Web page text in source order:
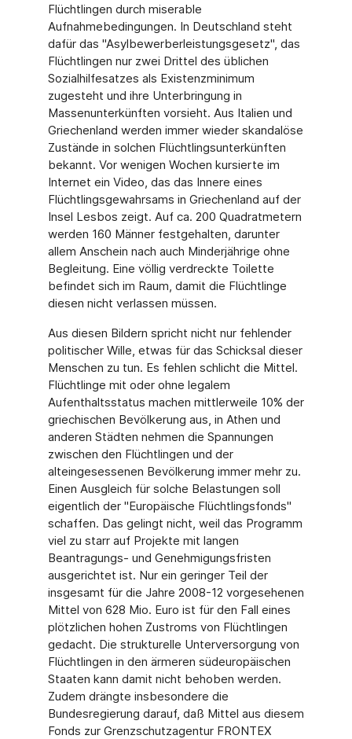
Flüchtlingen durch miserable
Aufnahmebedingungen. In Deutschland steht
dafür das "Asylbewerberleistungsgesetz", das
Flüchtlingen nur zwei Drittel des üblichen
Sozialhilfesatzes als Existenzminimum
zugesteht und ihre Unterbringung in
Massenunterkünften vorsieht. Aus Italien und
Griechenland werden immer wieder skandalöse
Zustände in solchen Flüchtlingsunterkünften
bekannt. Vor wenigen Wochen kursierte im
Internet ein Video, das das Innere eines
Flüchtlingsgewahrsams in Griechenland auf der
Insel Lesbos zeigt. Auf ca. 200 Quadratmetern
werden 160 Männer festgehalten, darunter
allem Anschein nach auch Minderjährige ohne
Begleitung. Eine völlig verdreckte Toilette
befindet sich im Raum, damit die Flüchtlinge
diesen nicht verlassen müssen.
Aus diesen Bildern spricht nicht nur fehlender
politischer Wille, etwas für das Schicksal dieser
Menschen zu tun. Es fehlen schlicht die Mittel.
Flüchtlinge mit oder ohne legalem
Aufenthaltsstatus machen mittlerweile 10% der
griechischen Bevölkerung aus, in Athen und
anderen Städten nehmen die Spannungen
zwischen den Flüchtlingen und der
alteingesessenen Bevölkerung immer mehr zu.
Einen Ausgleich für solche Belastungen soll
eigentlich der "Europäische Flüchtlingsfonds"
schaffen. Das gelingt nicht, weil das Programm
viel zu starr auf Projekte mit langen
Beantragungs- und Genehmigungsfristen
ausgerichtet ist. Nur ein geringer Teil der
insgesamt für die Jahre 2008-12 vorgesehenen
Mittel von 628 Mio. Euro ist für den Fall eines
plötzlichen hohen Zustroms von Flüchtlingen
gedacht. Die strukturelle Unterversorgung von
Flüchtlingen in den ärmeren südeuropäischen
Staaten kann damit nicht behoben werden.
Zudem drängte insbesondere die
Bundesregierung darauf, daß Mittel aus diesem
Fonds zur Grenzschutzagentur FRONTEX